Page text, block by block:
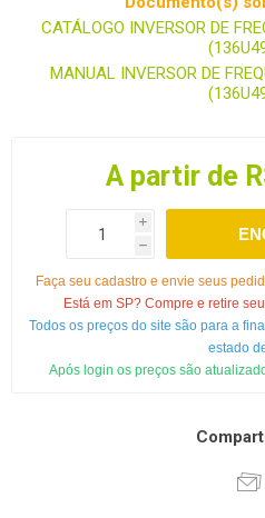
CATÁLOGO INVERSOR DE
MANUAL INVERSOR DE
A partir de
i
h
Faça seu cadastro e envie seus
Está em SP? Compre e retire
Todos os preços do site são para a
estado
Após login os preços são